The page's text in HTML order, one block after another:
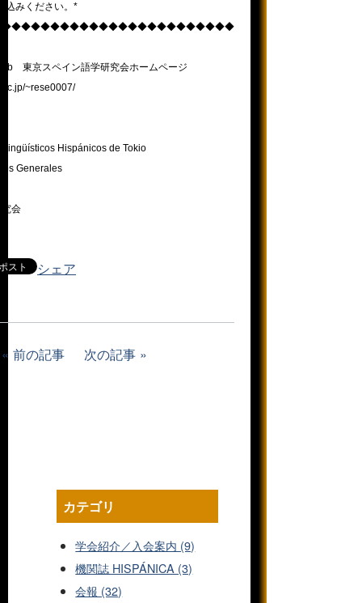
込みください。*
東京スペイン語学研究会ホームページ
~rese0007/
Hispánicos de Tokio
Generales
会
シェア
前の記事 次の記事
カテゴリ
学会紹介／入会案内 (9)
機関誌 HISPÁNICA (3)
会報 (32)